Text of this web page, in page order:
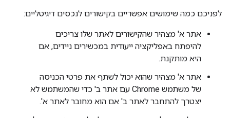
לפניכם כמה שימושים אפשריים בקישורים לנכסים דיגיטליים:
אתר א' מצהיר שהקישורים לאתר שלו צריכים
להיפתח באפליקציה ייעודית במכשירים ניידים, אם
היא מותקנת.
אתר א' מצהיר שהוא יכול לשתף את פרטי הכניסה
של משתמש Chrome עם אתר ב' כדי שהמשתמש לא
יצטרך להתחבר לאתר ב' אם הוא מחובר לאתר א'.